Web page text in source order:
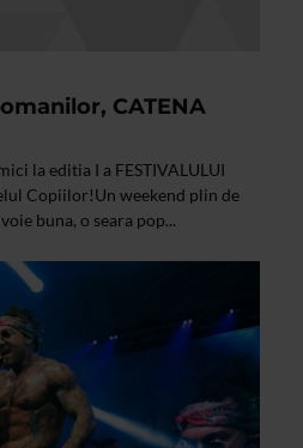
CATENA
la editia I a FESTIVALULUI
Copiilor!Un weekend plin de
buna, o seara pop...